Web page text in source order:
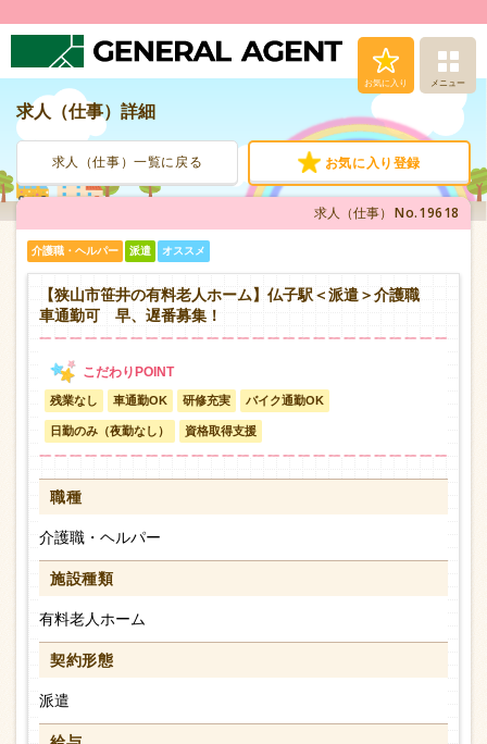
お気に入り メニュー
人材派遣サービス
転職支援サービス
登録から就業まで
お問い合わせ
求人（仕事）詳細
求人（仕事）一覧に戻る お気に入り登録
求人（仕事） No.19618
介護職・ヘルパー 派遣 オススメ
【狭山市笹井の有料老人ホーム】仏子駅＜派遣＞介護職
車通勤可 早、遅番募集！
残業なし 車通勤OK 研修充実 バイク通勤OK
日勤のみ（夜勤なし） 資格取得支援
職種
介護職・ヘルパー
施設種類
有料老人ホーム
契約形態
派遣